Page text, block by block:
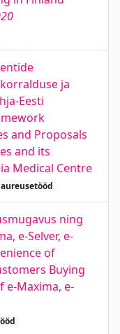
ja
Eesti
and Proposals
and its
Medical Centre
ning
e-Selver, e-
of
Buying
e-Maxima, e-